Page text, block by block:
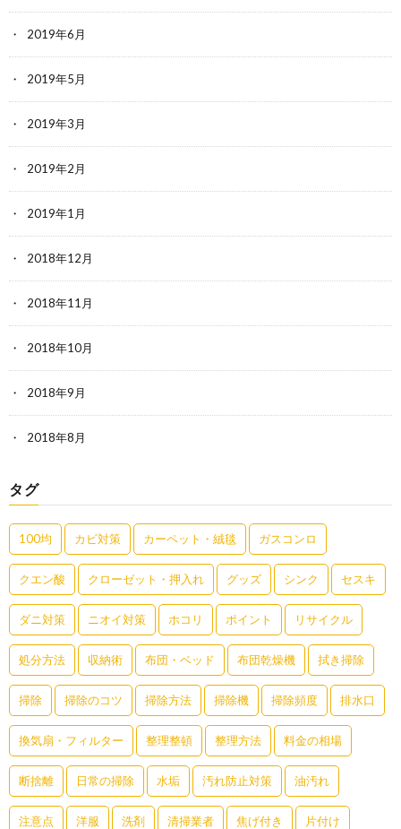
2019年6月
2019年5月
2019年3月
2019年2月
2019年1月
2018年12月
2018年11月
2018年10月
2018年9月
2018年8月
タグ
100均 カビ対策 カーペット・絨毯 ガスコンロ
クエン酸 クローゼット・押入れ グッズ シンク セスキ
ダニ対策 ニオイ対策 ホコリ ポイント リサイクル
処分方法 収納術 布団・ベッド 布団乾燥機 拭き掃除
掃除 掃除のコツ 掃除方法 掃除機 掃除頻度 排水口
換気扇・フィルター 整理整頓 整理方法 料金の相場
断捨離 日常の掃除 水垢 汚れ防止対策 油汚れ
注意点 洋服 洗剤 清掃業者 焦げ付き 片付け